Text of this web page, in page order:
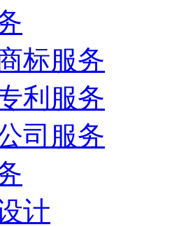
标服务
利服务
司服务
计